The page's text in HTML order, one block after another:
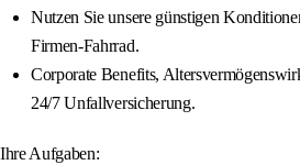
Nutzen Sie unsere günstigen
Firmen-Fahrrad.
Corporate Benefits,
24/7 Unfallversicherung.
Ihre Aufgaben: